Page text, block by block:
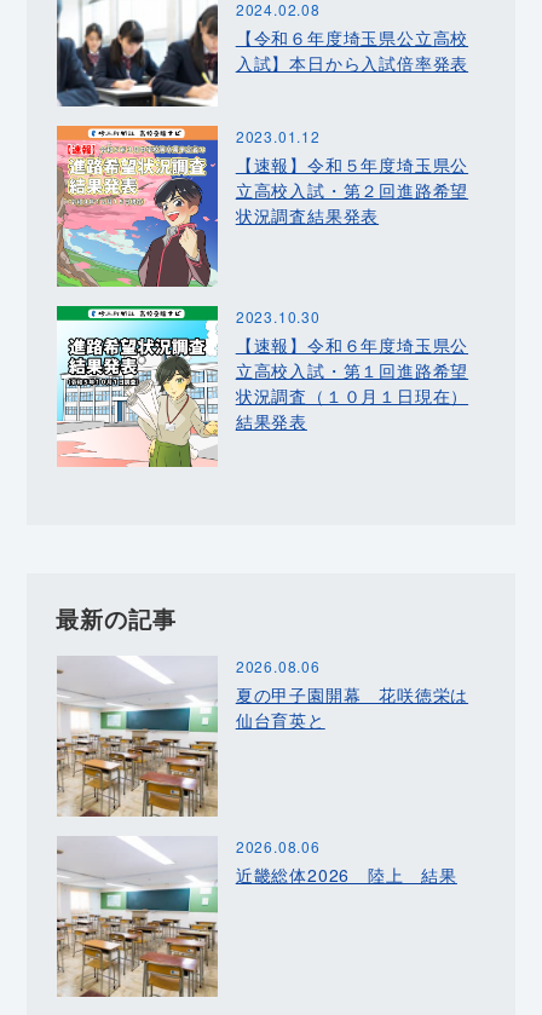
2024.02.08
【令和６年度埼玉県公立高校
入試】本日から入試倍率発表
2023.01.12
【速報】令和５年度埼玉県公
立高校入試・第２回進路希望
状況調査結果発表
2023.10.30
【速報】令和６年度埼玉県公
立高校入試・第１回進路希望
状況調査（１０月１日現在）
結果発表
最新の記事
2026.08.06
夏の甲子園開幕 花咲徳栄は
仙台育英と
2026.08.06
近畿総体2026 陸上 結果